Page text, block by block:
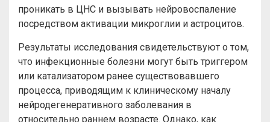
проникать в ЦНС и вызывать нейровоспаление
посредством активации микроглии и астроцитов.
Результаты исследования свидетельствуют о том,
что инфекционные болезни могут быть триггером
или катализатором ранее существовавшего
процесса, приводящим к клиническому началу
нейродегенеративного заболевания в
относительно раннем возрасте. Однако, как